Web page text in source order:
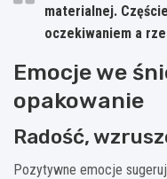
materialnej.
oczekiwaniem a
Emocje we
opakowanie
Radość,
Pozytywne emocje